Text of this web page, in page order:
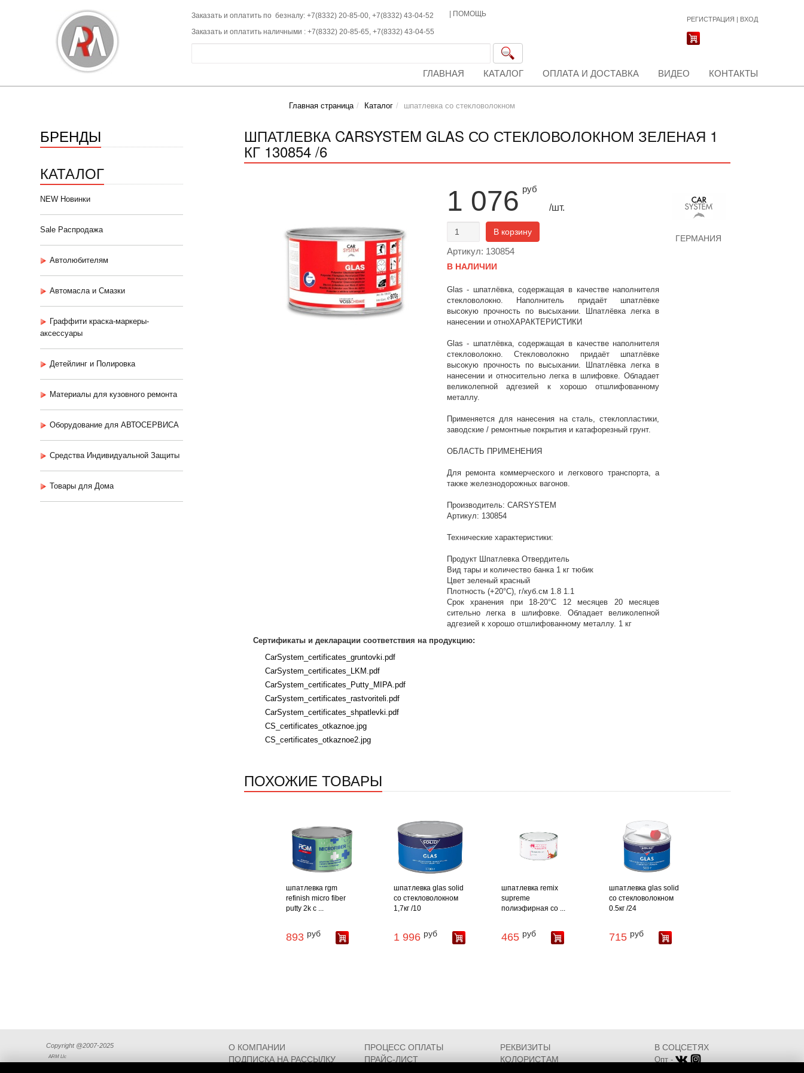
Заказать и оплатить по безналу: +7(8332) 20-85-00, +7(8332) 43-04-52
Заказать и оплатить наличными : +7(8332) 20-85-65, +7(8332) 43-04-55
ПОМОЩЬ
РЕГИСТРАЦИЯ | ВХОД
ГЛАВНАЯ КАТАЛОГ ОПЛАТА И ДОСТАВКА ВИДЕО КОНТАКТЫ
Главная страница Каталог шпатлевка со стекловолокном
БРЕНДЫ
КАТАЛОГ
NEW Новинки
Sale Распродажа
Автолюбителям
Автомасла и Смазки
Граффити краска-маркеры-
аксессуары
Детейлинг и Полировка
Материалы для кузовного ремонта
Оборудование для АВТОСЕРВИСА
Средства Индивидуальной Защиты
Товары для Дома
ШПАТЛЕВКА CARSYSTEM GLAS СО СТЕКЛОВОЛОКНОМ ЗЕЛЕНАЯ 1
КГ 130854 /6
1 076 руб
/шт.
В корзину
Артикул: 130854
В НАЛИЧИИ
Glas - шпатлёвка, содержащая в качестве наполнителя
стекловолокно. Наполнитель придаёт шпатлёвке
высокую прочность по высыхании. Шпатлёвка легка в
нанесении и отноХАРАКТЕРИСТИКИ
Glas - шпатлёвка, содержащая в качестве наполнителя
стекловолокно. Стекловолокно придаёт шпатлёвке
высокую прочность по высыхании. Шпатлёвка легка в
нанесении и относительно легка в шлифовке. Обладает
великолепной адгезией к хорошо отшлифованному
металлу.
Применяется для нанесения на сталь, стеклопластики,
заводские / ремонтные покрытия и катафорезный грунт.
ОБЛАСТЬ ПРИМЕНЕНИЯ
Для ремонта коммерческого и легкового транспорта, а
также железнодорожных вагонов.
Производитель: CARSYSTEM
Артикул: 130854
Технические характеристики:
Продукт Шпатлевка Отвердитель
Вид тары и количество банка 1 кг тюбик
Цвет зеленый красный
Плотность (+20°C), г/куб.см 1.8 1.1
Срок хранения при 18-20°С 12 месяцев 20 месяцев
сительно легка в шлифовке. Обладает великолепной
адгезией к хорошо отшлифованному металлу. 1 кг
ГЕРМАНИЯ
Сертификаты и декларации соответствия на продукцию:
CarSystem_certificates_gruntovki.pdf
CarSystem_certificates_LKM.pdf
CarSystem_certificates_Putty_MIPA.pdf
CarSystem_certificates_rastvoriteli.pdf
CarSystem_certificates_shpatlevki.pdf
CS_certificates_otkaznoe.jpg
CS_certificates_otkaznoe2.jpg
ПОХОЖИЕ ТОВАРЫ
шпатлевка rgm
refinish micro fiber
putty 2k с ...
893 руб
шпатлевка glas solid
со стекловолокном
1,7кг /10
1 996 руб
шпатлевка remix
supreme
полиэфирная со ...
465 руб
шпатлевка glas solid
со стекловолокном
0.5кг /24
715 руб
Copyright @2007-2025
ARM Llc
О КОМПАНИИ ПРОЦЕСС ОПЛАТЫ
РЕКВИЗИТЫ
ПОДПИСКА НА РАССЫЛКУ
ПРАЙС-ЛИСТ
КОЛОРИСТАМ
В СОЦСЕТЯХ
Опт -